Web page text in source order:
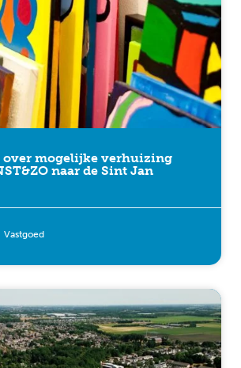
over mogelijke verhuizing
naar de Sint Jan
Vastgoed